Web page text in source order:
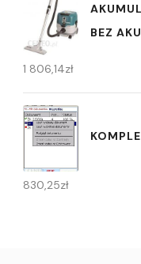
BEZ
1 806,14zł
830,25zł